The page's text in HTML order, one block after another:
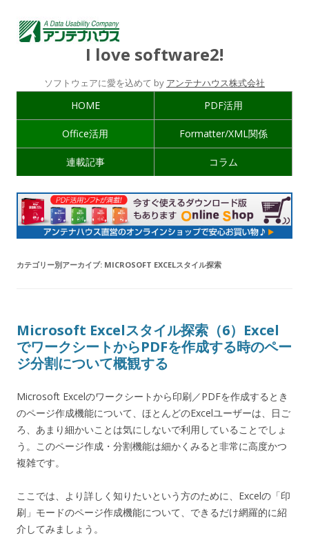
I love software2!
ソフトウェアに愛を込めて by アンテナハウス株式会社
HOME PDF活用
Office活用 Formatter/XML関係
連載記事 コラム
カテゴリー別アーカイブ: MICROSOFT EXCELスタイル探索
Microsoft Excelスタイル探索（6）Excel
でワークシートからPDFを作成する時のペー
ジ分割について概観する
Microsoft Excelのワークシートから印刷／PDFを作成するとき
のページ作成機能について、ほとんどのExcelユーザーは、日ご
ろ、あまり細かいことは気にしないで利用していることでしょ
う。このページ作成・分割機能は細かくみると非常に高度かつ
複雑です。
ここでは、より詳しく知りたいという方のために、Excelの「印
刷」モードのページ作成機能について、できるだけ網羅的に紹
介してみましょう。